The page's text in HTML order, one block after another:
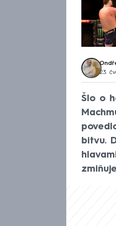
23.
Šlo o
bitvu.